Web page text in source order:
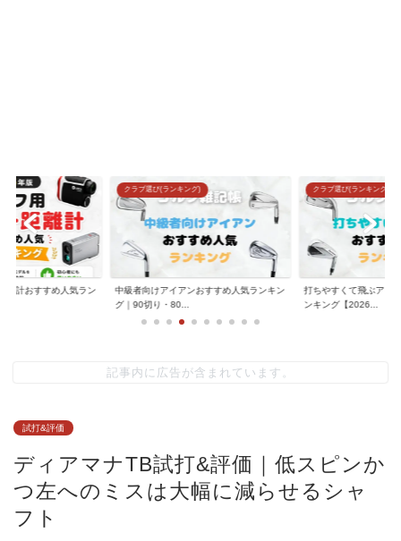
離計おすすめ人気ラン
クラブ選び(ランキング)
中級者向けアイアンおすすめ人気ランキン
グ｜90切り・80...
クラブ選び(ランキング)
打ちやすくて飛ぶアイ
ンキング【2026...
記事内に広告が含まれています。
試打&評価
ディアマナTB試打&評価｜低スピンか
つ左へのミスは大幅に減らせるシャ
フト